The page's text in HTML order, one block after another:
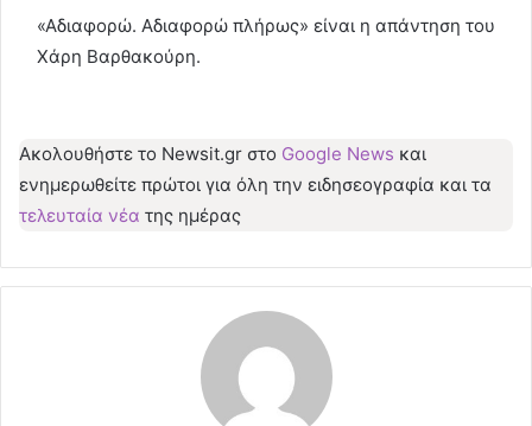
«Αδιαφορώ. Αδιαφορώ πλήρως» είναι η απάντηση του
Χάρη Βαρθακούρη.
Ακολουθήστε το Νewsit.gr στο Google News και
ενημερωθείτε πρώτοι για όλη την ειδησεογραφία και τα
τελευταία νέα της ημέρας